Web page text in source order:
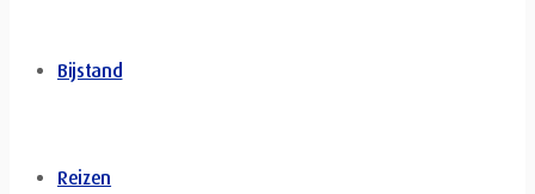
Bijstand
Reizen